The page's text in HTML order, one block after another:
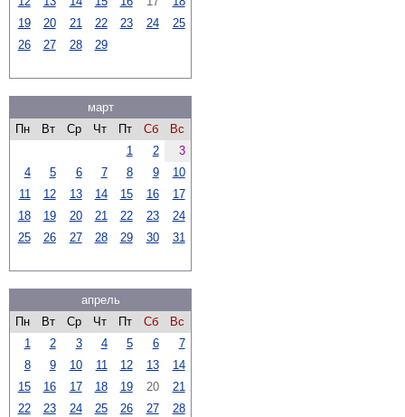
19
20 21 22 23 24
25
26
27 28 29
март
Пн
Вт Ср Чт Пт Сб
Вс
1
2
3
4
5 6 7 8 9
10
11
12 13 14 15 16
17
18
19 20 21 22 23
24
25
26 27 28 29 30 31
апрель
Пн
Вт Ср Чт Пт Сб
Вс
1
2 3 4 5 6
7
8
9 10 11 12 13
14
15
16 17 18 19 20
21
22
23 24 25 26 27
28